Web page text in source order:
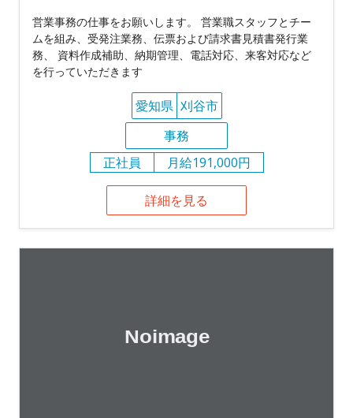
営業事務の仕事をお願いします。 営業職スタッフとチー
ムを組み、受発注業務、伝票および請求書見積書発行業
務、 資料作成補助、納期管理、電話対応、来客対応など
を行っていただきます
愛知県 刈谷市
事務
正社員
月給191,000円
詳細を見る